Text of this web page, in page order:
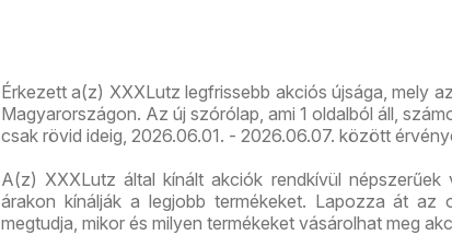
Érkezett a(z) XXXLutz legfrissebb akciós újsága, mely
Magyarországon. Az új szórólap, ami 1 oldalból áll,
csak rövid ideig, 2026.06.01. - 2026.06.07. között
A(z) XXXLutz által kínált akciók rendkívül népszerűek
árakon kínálják a legjobb termékeket. Lapozza át az
megtudja, mikor és milyen termékeket vásárolhat meg